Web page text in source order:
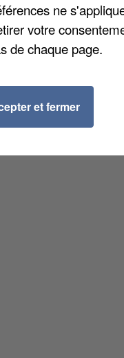
ne
votre
de chaque page.
et fermer